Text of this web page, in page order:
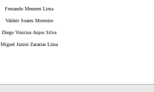
Fernando Menezes Lima
Valdeir Soares Monteiro
Diego Vinicius Anjos Silva
Miguel Junior Zacarias Lima